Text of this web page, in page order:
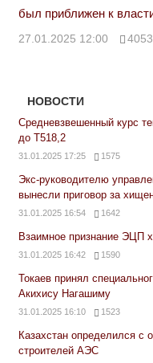
был приближен к
27.01.2025 12:00
НОВОСТИ
Средневзвешенный курс
до Т518,2
31.01.2025 17:25 1575
Экс-руководителю
вынесли приговор за
31.01.2025 16:54 1642
Взаимное признание ЭЦП
31.01.2025 16:42 1590
Токаев принял
Акихису Нагашиму
31.01.2025 16:10 1523
Казахстан определился с
строителей АЭС